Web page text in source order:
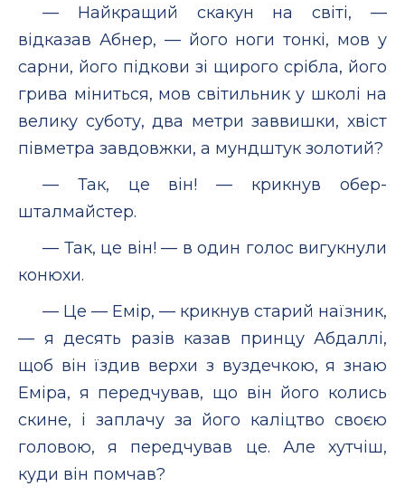
— Найкращий скакун на світі, —
відказав Абнер, — його ноги тонкі, мов у
сарни, його підкови зі щирого срібла, його
грива міниться, мов світильник у школі на
велику суботу, два метри заввишки, хвіст
півметра завдовжки, а мундштук золотий?
— Так, це він! — крикнув обер-
шталмайстер.
— Так, це він! — в один голос вигукнули
конюхи.
— Це — Емір, — крикнув старий наїзник,
— я десять разів казав принцу Абдаллі,
щоб він їздив верхи з вуздечкою, я знаю
Еміра, я передчував, що він його колись
скине, і заплачу за його каліцтво своєю
головою, я передчував це. Але хутчіш,
куди він помчав?